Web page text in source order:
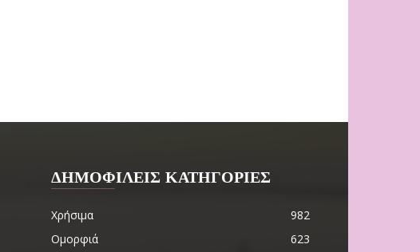
ΔΗΜΟΦΙΛΕΙΣ ΚΑΤΗΓΟΡΙΕΣ
Χρήσιμα
982
Ομορφιά
623